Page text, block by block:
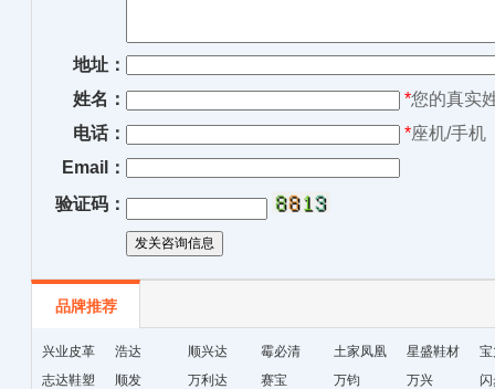
地址：
姓名：
*您的真实
电话：
*座机/手机
Email：
验证码：
品牌推荐
兴业皮革 浩达 顺兴达 霉必清
土家凤凰
十字绣鞋
星盛鞋材
志达鞋塑
顺发 万利达 赛宝 万钧 万兴